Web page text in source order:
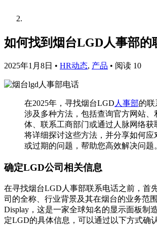
如何找到烟台LGD人事部的
2025年1月8日 • HR动态, 产品 • 阅读 10
在2025年，寻找烟台LGD 人事部的联
涉及多种方法，包括查询官方网站、
体、联系工商部门或通过人脉网络获
将详细探讨这些方法，并分享如何应
或过期的问题，帮助您高效解决问题
确定LGD公司相关信息
在寻找烟台LGD人事部联系电话之前，首
司的全称、行业背景及其在烟台的业务范
Display，这是一家全球知名的显示面板制
定LGD的具体信息，可以通过以下方式确